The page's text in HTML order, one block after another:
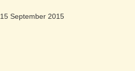
15 September 2015